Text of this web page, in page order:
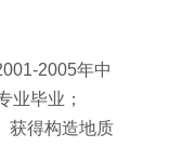
2005年中
业毕业；
获得构造地质